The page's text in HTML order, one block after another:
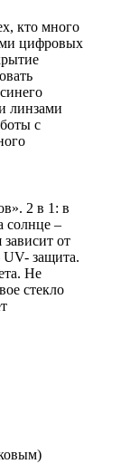
кто много
цифровых
линзами
с
2 в 1: в
солнце –
от
защита.
Не
стекло